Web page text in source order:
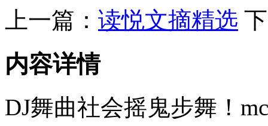
上一篇： 读悦文摘精选
内容详情
DJ舞曲社会摇鬼步舞！